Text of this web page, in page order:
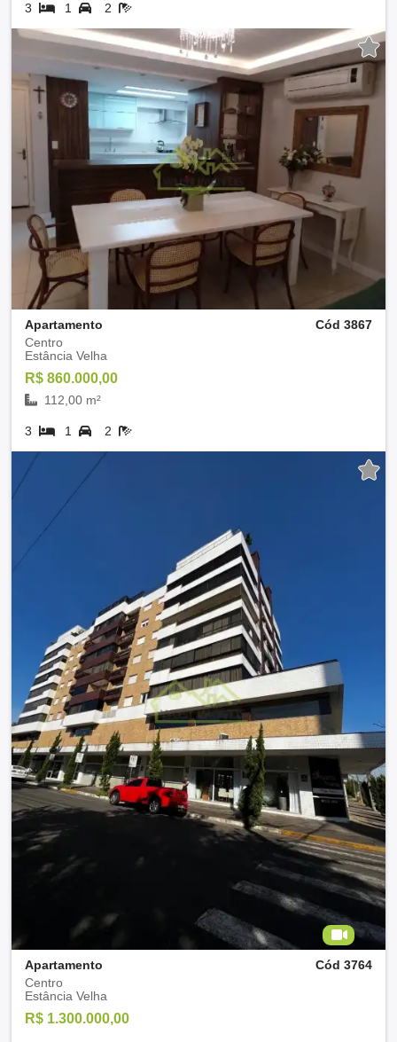
3 1 2
Apartamento
Cód 3867
Centro
Estância Velha
R$ 860.000,00
112,00 m²
3 1 2
Apartamento
Cód 3764
Centro
Estância Velha
R$ 1.300.000,00